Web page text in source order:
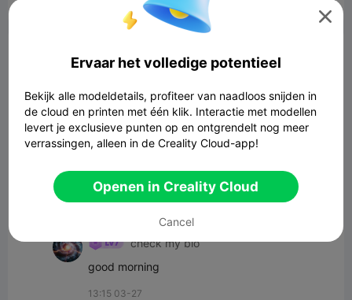
13
check my bio
good morning
13:15 03-27

Ervaar het volledige potentieel
Bekijk alle modeldetails, profiteer van naadloos snijden in
de cloud en printen met één klik. Interactie met modellen
levert je exclusieve punten op en ontgrendelt nog meer
verrassingen, alleen in de Creality Cloud-app!
Openen in Creality Cloud
Cancel